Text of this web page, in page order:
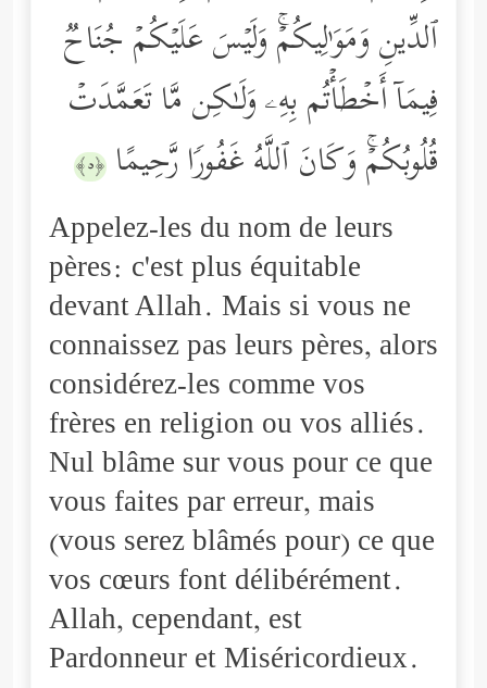
ٱلدِّینِ وَمَوَ ٰ⁠لِیكُمۡۚ وَلَیۡسَ عَلَیۡكُمۡ جُنَاحࣱ
فِیمَاۤ أَخۡطَأۡتُم بِهِۦ وَلَـٰكِن مَّا تَعَمَّدَتۡ
قُلُوبُكُمۡۚ وَكَانَ ٱللَّهُ غَفُورࣰا رَّحِیمًا ﴿٥﴾
Appelez-les du nom de leurs
pères: c'est plus équitable
devant Allah. Mais si vous ne
connaissez pas leurs pères, alors
considérez-les comme vos
frères en religion ou vos alliés.
Nul blâme sur vous pour ce que
vous faites par erreur, mais
(vous serez blâmés pour) ce que
vos cœurs font délibérément.
Allah, cependant, est
Pardonneur et Miséricordieux.